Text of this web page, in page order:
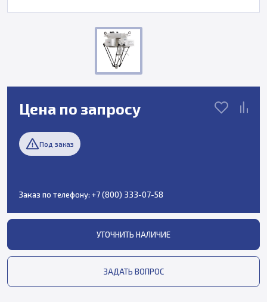
Цена по запросу
Под заказ
Заказ по телефону: +7 (800) 333-07-58
УТОЧНИТЬ НАЛИЧИЕ
ЗАДАТЬ ВОПРОС